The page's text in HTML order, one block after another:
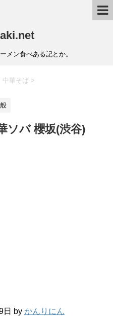
メン食べある記とか。
中華そば >
ソバ 櫻坂(渋谷)
日 by かんりにん